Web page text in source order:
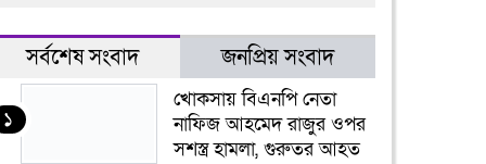
সর্বশেষ সংবাদ জনপ্রিয় সংবাদ
১
খোকসায় বিএনপি নেতা
নাফিজ আহমেদ রাজুর ওপর
সশস্ত্র হামলা, গুরুতর আহত